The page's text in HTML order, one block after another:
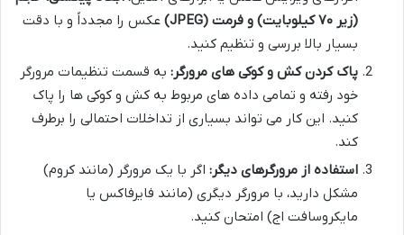
(زیر ۷۰ کیلوبایت) و فرمت (JPEG)
عکس را مجدداً و با دقت
بسیار بالا بررسی و تنظیم کنید.
پاک کردن کش و کوکی های مرورگر: به قسمت تنظیمات مرورگر
خود رفته و تمامی داده های مربوط به کش و کوکی ها را پاک
کنید. این کار می تواند بسیاری از تداخلات احتمالی را برطرف
کند.
استفاده از مرورگرهای دیگر: اگر با یک مرورگر (مانند کروم)
مشکل دارید، با مرورگر دیگری (مانند فایرفاکس یا
مایکروسافت اج) امتحان کنید.